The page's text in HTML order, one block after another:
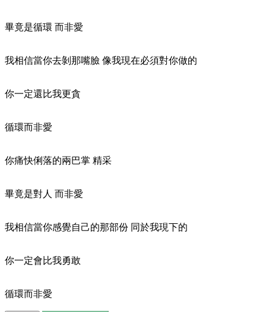
畢竟是循環 而非愛
我相信當你去剝那嘴臉 像我現在必須對你做的
你一定還比我更貪
循環而非愛
你痛快俐落的兩巴掌 精采
畢竟是對人 而非愛
我相信當你感覺自己的那部份 同於我現下的
你一定會比我勇敢
循環而非愛